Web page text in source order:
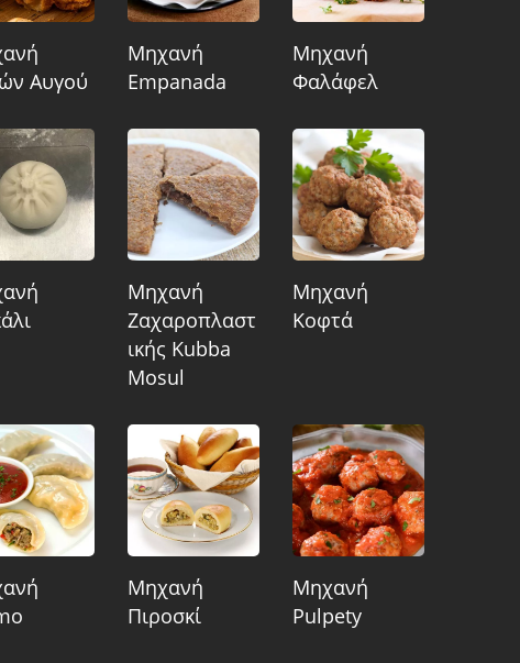
Αυγού
Μηχανή
Empanada
Μηχανή
Φαλάφελ
Μηχανή
Ζαχαροπλαστ
Ικής Kubba
Mosul
Μηχανή
Κοφτά
Μηχανή
Πιροσκί
Μηχανή
Pulpety